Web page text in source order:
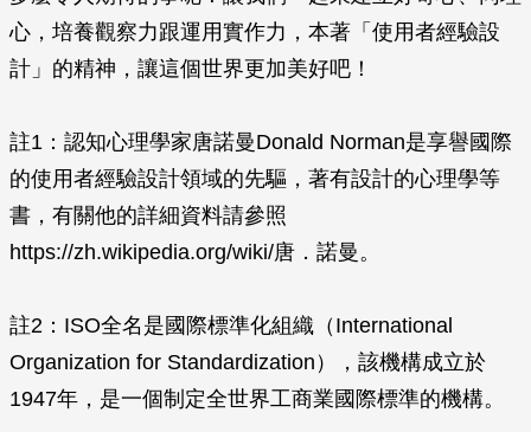
心，培養觀察力跟運用實作力，本著「使用者經驗設
計」的精神，讓這個世界更加美好吧！
註1：認知心理學家唐諾曼Donald Norman是享譽國際
的使用者經驗設計領域的先驅，著有設計的心理學等
書，有關他的詳細資料請參照
https://zh.wikipedia.org/wiki/唐．諾曼。
註2：ISO全名是國際標準化組織（International
Organization for Standardization），該機構成立於
1947年，是一個制定全世界工商業國際標準的機構。